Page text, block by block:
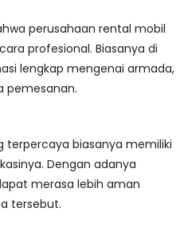
perusahaan rental mobil
profesional. Biasanya di
lengkap mengenai armada,
pemesanan.
terpercaya biasanya memiliki
Dengan adanya
merasa lebih aman
tersebut.